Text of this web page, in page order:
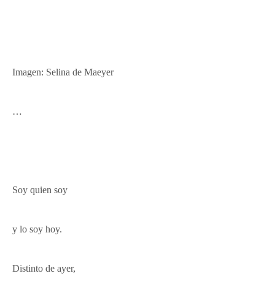
Imagen: Selina de Maeyer
…
Soy quien soy
y lo soy hoy.
Distinto de ayer,